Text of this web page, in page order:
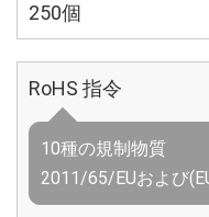
250個
RoHS 指令
10種の規制物質
2011/65/EUおよび